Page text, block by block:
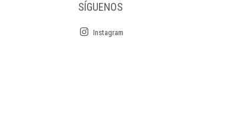
SÍGUENOS
Instagram